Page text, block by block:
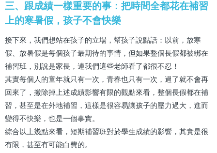
三、跟成績一樣重要的事：把時間全都花在補習
上的寒暑假，孩子不會快樂
接下來，我們想站在孩子的立場，幫孩子說點話：以前，放寒
假、放暑假是每個孩子最期待的事情，但如果整個長假都被綁在
補習班，別說是家長，連我們這些老師看了都很不忍！
其實每個人的童年就只有一次，青春也只有一次，過了就不會再
回來了，撇除掉上述成績影響有限的觀點來看，整個長假都在補
習，甚至是在外地補習，這樣是很容易讓孩子的壓力過大，進而
變得不快樂，也是一個事實。
綜合以上幾點來看，短期補習班對於學生成績的影響，其實是很
有限，甚至有可能白費的。